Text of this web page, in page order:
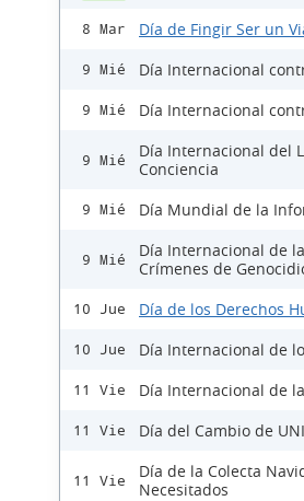
8 Mar Día de Fingir Ser un
9 Mié Día Internacional
9 Mié Día Internacional
9 Mié
Día Internacional del
Conciencia
9 Mié Día Mundial de la
9 Mié
Día Internacional de
Crímenes de
10 Jue Día de los Derechos
10 Jue Día Internacional de
11 Vie Día Internacional de
11 Vie Día del Cambio de
11 Vie
Día de la Colecta
Necesitados